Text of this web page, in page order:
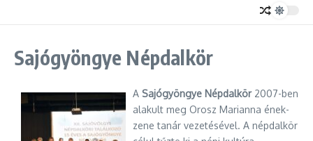
Sajógyöngye Népdalkör
A Sajógyöngye Népdalkör2007-ben
alakult meg Orosz Marianna ének-
zene tanár vezetésével. A népdalkör